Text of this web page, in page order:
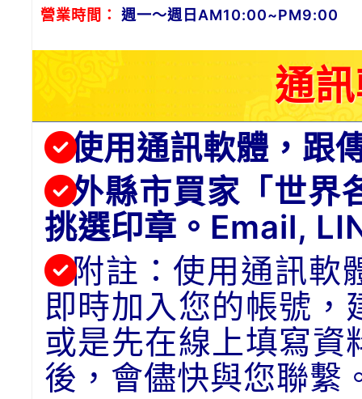
營業時間：
週一～週日AM10:00~PM9:00
通
使用通訊軟體，跟
外縣市買家「世界
挑選印章。Email,
附註：使用通訊軟
即時加入您的帳號，
或是先在線上填寫資
後，會儘快與您聯繫